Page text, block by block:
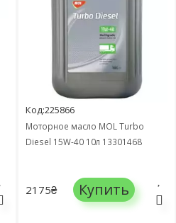
Код:225866
Моторное масло MOL Turbo
Diesel 15W-40 10л 13301468
2175₴ Купить